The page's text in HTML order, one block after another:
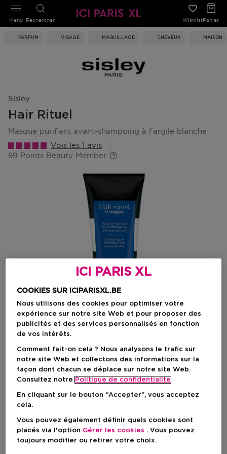
Rechercher WishlistPanier
PARFUM VISAGE MAQUILLAGE CHEVEUX MAISON
Menu
Sisley
Hair Rituel
masque purifiant avant-shampoing à l'argile blanche
Vois les 1 avis
89 Points Beauty Member
Choisissez votre format
200 ML
200 ML
Prix promotionnel
89,72 €
ICI PARIS XL
COOKIES SUR ICIPARISXL.BE
Nous utilisons des cookies pour optimiser votre
expérience sur notre site Web et pour proposer des
publicités et des services personnalisés en fonction
de vos intérêts.
Comment fait-on cela ? Nous analysons le trafic sur
notre site Web et collectons des informations sur la
façon dont chacun se déplace sur notre site Web.
Consultez notre Politique de confidentialite
En cliquant sur le bouton “Accepter”, vous acceptez
cela.
Vous pouvez également définir quels cookies sont
placés via l'option Gérer les cookies . Vous pouvez
toujours modifier ou retirer votre choix.